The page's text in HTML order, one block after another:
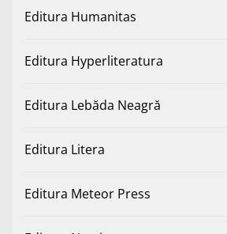
Editura Humanitas
Editura Hyperliteratura
Editura Lebăda Neagră
Editura Litera
Editura Meteor Press